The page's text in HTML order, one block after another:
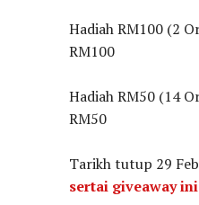
Hadiah RM100 (2
RM100
Hadiah RM50 (14
RM50
Tarikh tutup 29
sertai giveaway